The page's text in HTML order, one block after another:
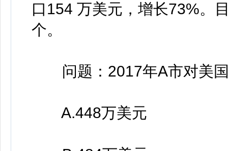
口154 万美元，增长73%。
个。
问题：2017年A市对美国
A.448万美元